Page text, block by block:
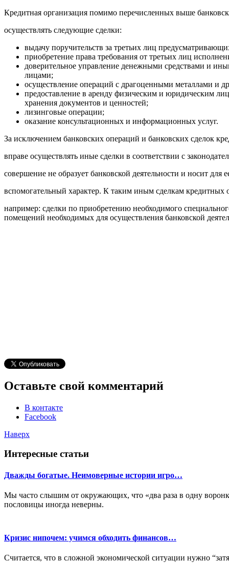
Кредитная организация помимо перечисленных выше
осуществлять следующие сделки:
выдачу поручительств за третьих лиц
приобретение права требования от третьих лиц
доверительное управление денежными средствами и
лицами;
осуществление операций с драгоценными металлами и
предоставление в аренду физическим и юридическим
хранения документов и ценностей;
лизинговые операции;
оказание консультационных и информационных услуг.
За исключением банковских операций и банковских сделок
вправе осуществлять иные сделки в соответствии с
совершение не образует банковской деятельности и носит для
вспомогательный характер. К таким иным сделкам кредитных
например: сделки по приобретению необходимого
помещений необходимых для осуществления банковской
Оставьте свой комментарий
В контакте
Facebook
Наверх
Интересные статьи
Дважды богатые. Неимоверные истории игро…
Мы часто слышим от окружающих, что «два раза в одну
пословицы иногда неверны.
Кризис нипочем: учимся обходить финансов…
Считается, что в сложной экономической ситуации нужно